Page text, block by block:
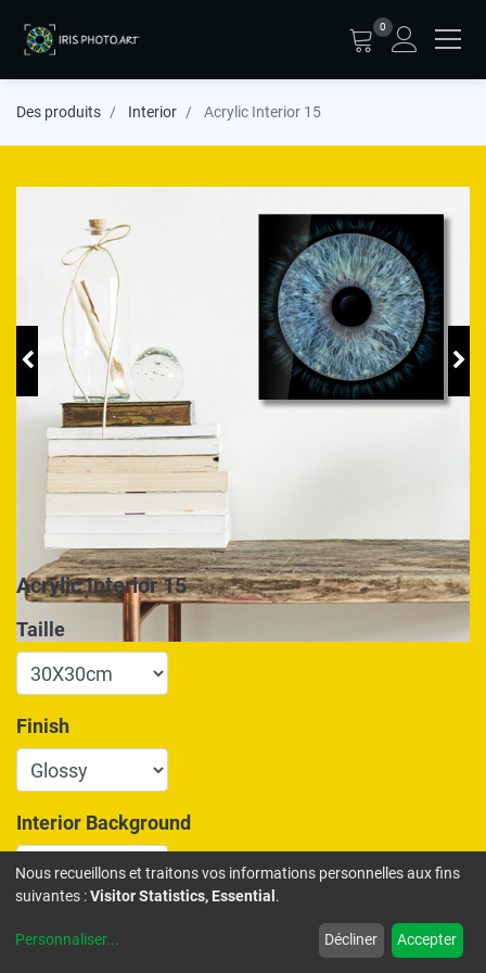
0
Des produits Interior Acrylic Interior 15
Acrylic Interior 15
Taille
Finish
Interior Background
175,00€
Nous recueillons et traitons vos informations personnelles aux fins
suivantes :Visitor Statistics, Essential .
Personnaliser... Décliner Accepter